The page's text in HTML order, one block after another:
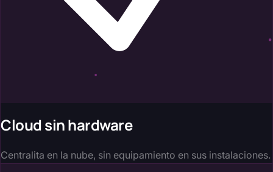
Cloud sin hardware
Centralita en la nube, sin equipamiento en sus instalaciones.